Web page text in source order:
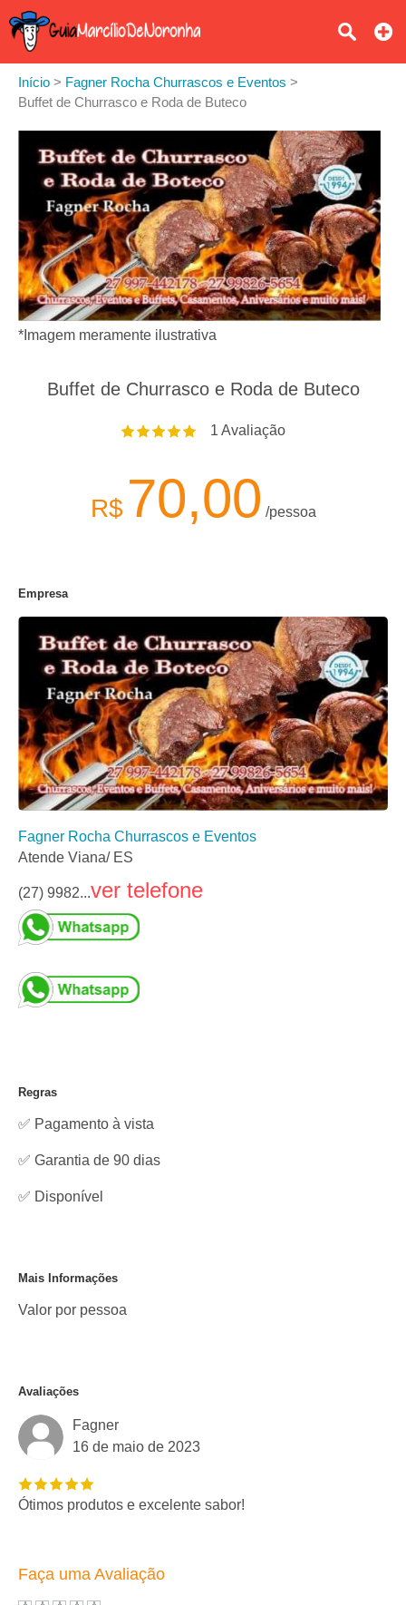
Início > Fagner Rocha Churrascos e Eventos >
Buffet de Churrasco e Roda de Buteco
*Imagem meramente ilustrativa
Buffet de Churrasco e Roda de Buteco
1 Avaliação
R$ 70,00 /pessoa
Empresa
Fagner Rocha Churrascos e Eventos
Atende Viana/ ES
(27) 9982...ver telefone
Regras
✅ Pagamento à vista
✅ Garantia de 90 dias
✅ Disponível
Mais Informações
Valor por pessoa
Avaliações
Fagner
16 de maio de 2023
Ótimos produtos e excelente sabor!
Faça uma Avaliação